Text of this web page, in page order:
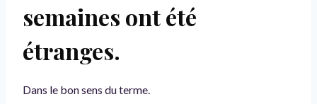
semaines ont été
étranges.
Dans le bon sens du terme.